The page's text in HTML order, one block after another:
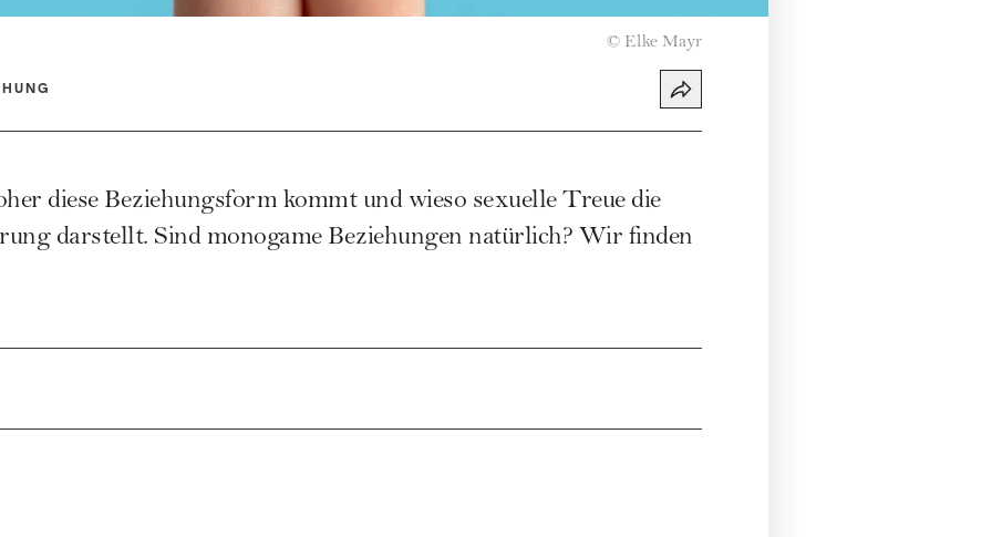
© Elke Mayr
diese Beziehungsform kommt und wieso sexuelle Treue die
darstellt. Sind monogame Beziehungen natürlich? Wir finden